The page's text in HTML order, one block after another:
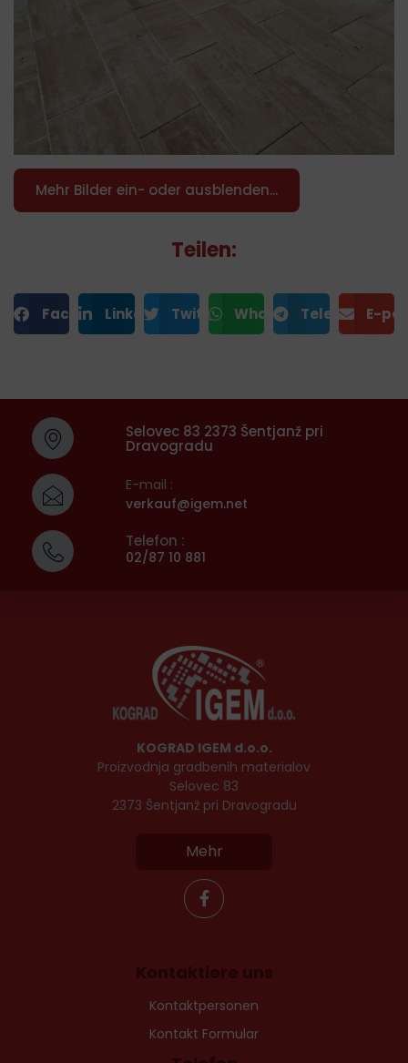
Mehr Bilder ein- oder ausblenden...
Teilen:
FacebookLinkedIn Twitter WhatsAppTelegramE-
Selovec 83 2373 Šentjanž pri
Dravogradu
E-mail :
verkauf@igem.net
Telefon :
02/87 10 881
KOGRAD IGEM d.o.o.
Proizvodnja gradbenih materialov
Selovec 83
2373 Šentjanž pri Dravogradu
Mehr
Kontaktiere uns
Kontaktpersonen
Kontakt Formular